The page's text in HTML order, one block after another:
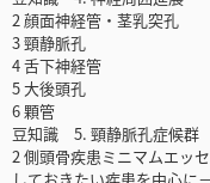
2 顔面神経管・茎乳突孔
3 頸静脈孔
4 舌下神経管
5 大後頭孔
6 顆管
豆知識 5. 頸静脈孔症候群
2 側頭骨疾患ミニマムエッ